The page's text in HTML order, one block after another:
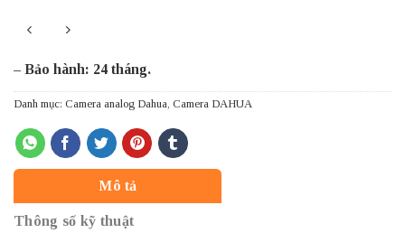
– Bảo hành: 24 tháng.
Danh mục: Camera analog Dahua, Camera DAHUA
Mô tả
Thông số kỹ thuật